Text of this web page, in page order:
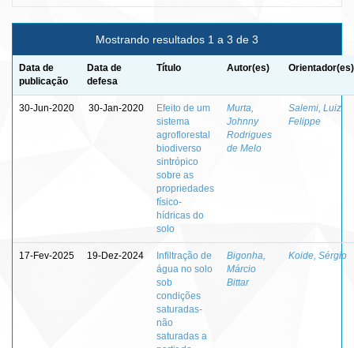
Mostrando resultados 1 a 3 de 3
Data de
publicação
Data de
defesa
Título Autor(es) Orientador(es)
30-Jun-2020 30-Jan-2020
Efeito de um
sistema
agroflorestal
biodiverso
sintrópico
sobre as
propriedades
físico-
hídricas do
solo
Murta,
Johnny
Rodrigues
de Melo
Salemi, Luiz
Felippe
17-Fev-2025 19-Dez-2024
Infiltração de
água no solo
sob
condições
saturadas-
não
saturadas a
Bigonha,
Márcio
Bittar
Koide, Sérgio